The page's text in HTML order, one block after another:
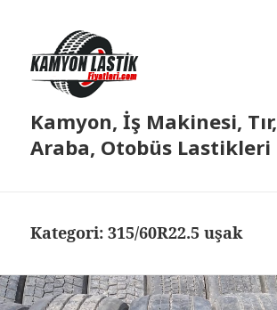
Kamyon, İş Makinesi, Tır,
Araba, Otobüs Lastikleri
Kategori:315/60R22.5 uşak